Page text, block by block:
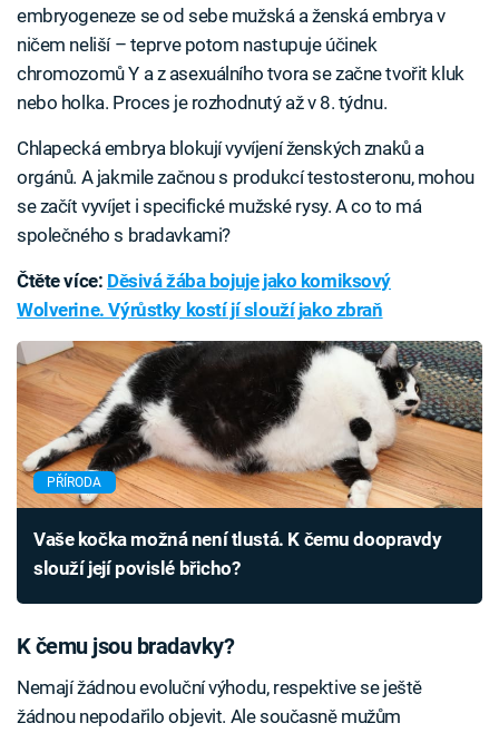
embryogeneze se od sebe mužská a ženská embrya v
ničem neliší – teprve potom nastupuje účinek
chromozomů Y a z asexuálního tvora se začne tvořit kluk
nebo holka. Proces je rozhodnutý až v 8. týdnu.
Chlapecká embrya blokují vyvíjení ženských znaků a
orgánů. A jakmile začnou s produkcí testosteronu, mohou
se začít vyvíjet i specifické mužské rysy. A co to má
společného s bradavkami?
Čtěte více: Děsivá žába bojuje jako komiksový
Wolverine. Výrůstky kostí jí slouží jako zbraň
PŘÍRODA
Vaše kočka možná není tlustá. K čemu doopravdy
slouží její povislé břicho?
K čemu jsou bradavky?
Nemají žádnou evoluční výhodu, respektive se ještě
žádnou nepodařilo objevit. Ale současně mužům